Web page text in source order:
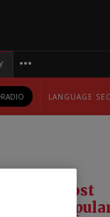
RADIO LANGUAGE
Most